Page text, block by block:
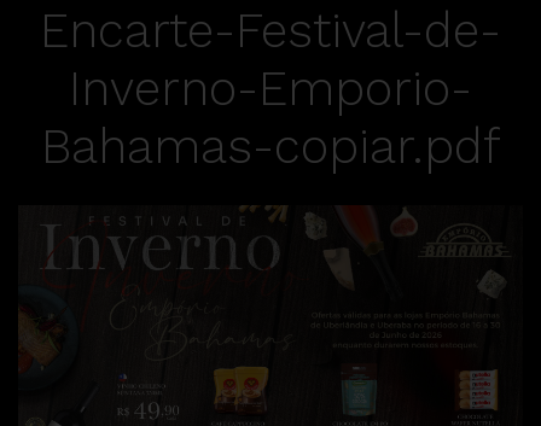
Encarte-Festival-de-
Inverno-Emporio-
Bahamas-copiar.pdf